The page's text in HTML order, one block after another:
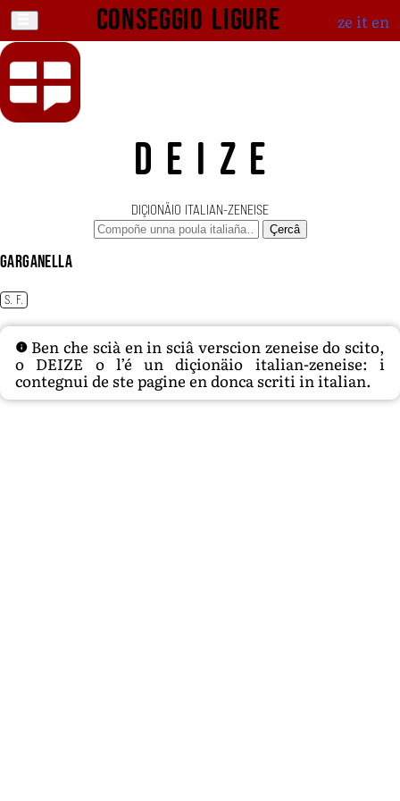
Conseggio ligure ze iten
DEIZE
DIÇIONÄIO ITALIAN-ZENEISE
Çercâ
garganella
S. F.
Ben che scià en in sciâ verscion zeneise do scito,
o DEIZE o l’é un diçionäio italian-zeneise: i
contegnui de ste pagine en donca scriti in italian.